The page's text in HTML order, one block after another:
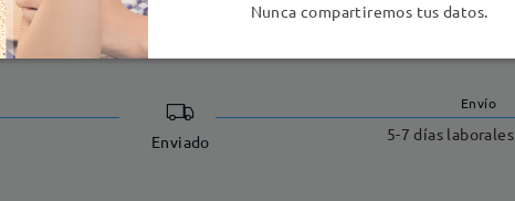
Enviado
Envío
5-7 días laborales
Nunca compartiremos tus datos.